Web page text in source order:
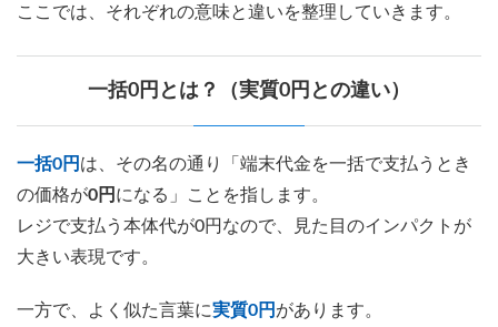
ここでは、それぞれの意味と違いを整理していきます。
一括0円とは？（実質0円との違い）
一括0円 は、その名の通り「端末代金を一括で支払うとき
の価格が0円 になる」ことを指します。
レジで支払う本体代が0円なので、見た目のインパクトが
大きい表現です。
一方で、よく似た言葉に実質0円 があります。